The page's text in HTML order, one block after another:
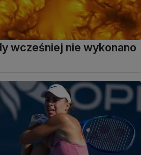
wcześniej nie wykonano